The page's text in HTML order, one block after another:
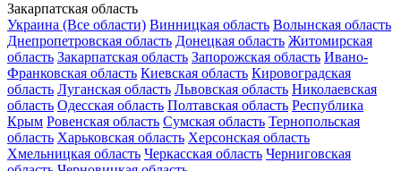
Закарпатская область
Украина (Все области) Винницкая область Волынская область
Днепропетровская область Донецкая область Житомирская
область Закарпатская область Запорожская область Ивано-
Франковская область Киевская область Кировоградская
область Луганская область Львовская область Николаевская
область Одесская область Полтавская область Республика
Крым Ровенская область Сумская область Тернопольская
область Харьковская область Херсонская область
Хмельницкая область Черкасская область Черниговская